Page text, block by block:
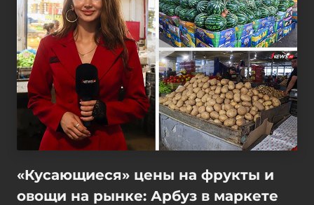
«Кусающиеся» цены на фрукты и
овощи на рынке: Арбуз в маркете